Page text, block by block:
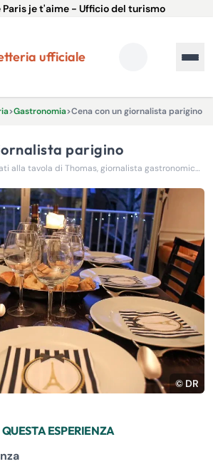
je t'aime - Ufficio del turismo
ufficiale
>Gastronomia>Cena con un giornalista parigino
parigino
Per una sera sarete invitati alla tavola di Thomas, giornalista gastronomico vincitore del Premio Élysée de la Photographie 2015-2016.
© DR
ESPERIENZA